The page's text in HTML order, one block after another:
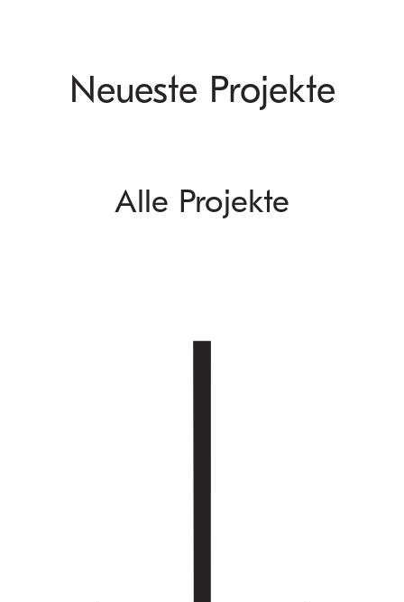
Neueste Projekte
Alle Projekte